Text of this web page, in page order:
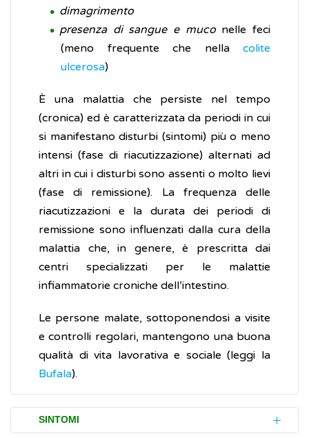
dimagrimento
presenza di sangue e muconelle feci
(meno frequente che nella colite
ulcerosa)
È una malattia che persiste nel tempo
(cronica) ed è caratterizzata da periodi in cui
si manifestano disturbi (sintomi) più o meno
intensi (fase di riacutizzazione) alternati ad
altri in cui i disturbi sono assenti o molto lievi
(fase di remissione). La frequenza delle
riacutizzazioni e la durata dei periodi di
remissione sono influenzati dalla cura della
malattia che, in genere, è prescritta dai
centri specializzati per le malattie
infiammatorie croniche dell’intestino.
Le persone malate, sottoponendosi a visite
e controlli regolari, mantengono una buona
qualità di vita lavorativa e sociale (leggi la
Bufala).
SINTOMI